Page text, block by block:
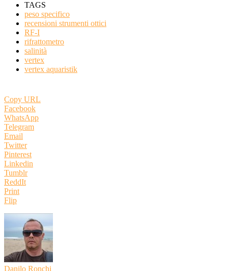
TAGS
peso specifico
recensioni strumenti ottici
RF-I
rifrattometro
salinità
vertex
vertex aquaristik
Copy URL
Facebook
WhatsApp
Telegram
Email
Twitter
Pinterest
Linkedin
Tumblr
ReddIt
Print
Flip
Danilo Ronchi